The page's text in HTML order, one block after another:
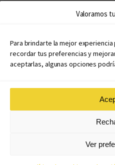
Valoramos
Para brindarte la mejor
recordar tus preferencias y
aceptarlas, algunas opciones
Ver
Políticas de publicación
Políticas de coedición
Atribuciones